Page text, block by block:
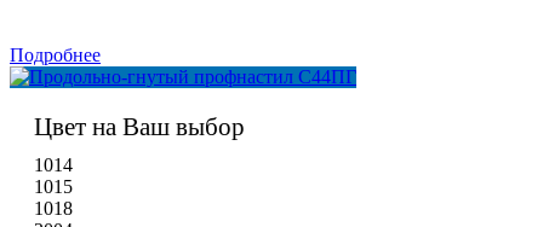
Подробнее
Цвет на Ваш выбор
1014
1015
1018